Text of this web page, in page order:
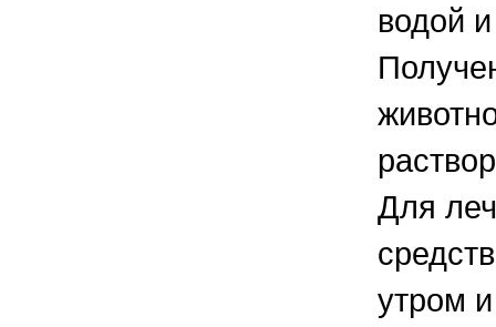
водой
Для
утром